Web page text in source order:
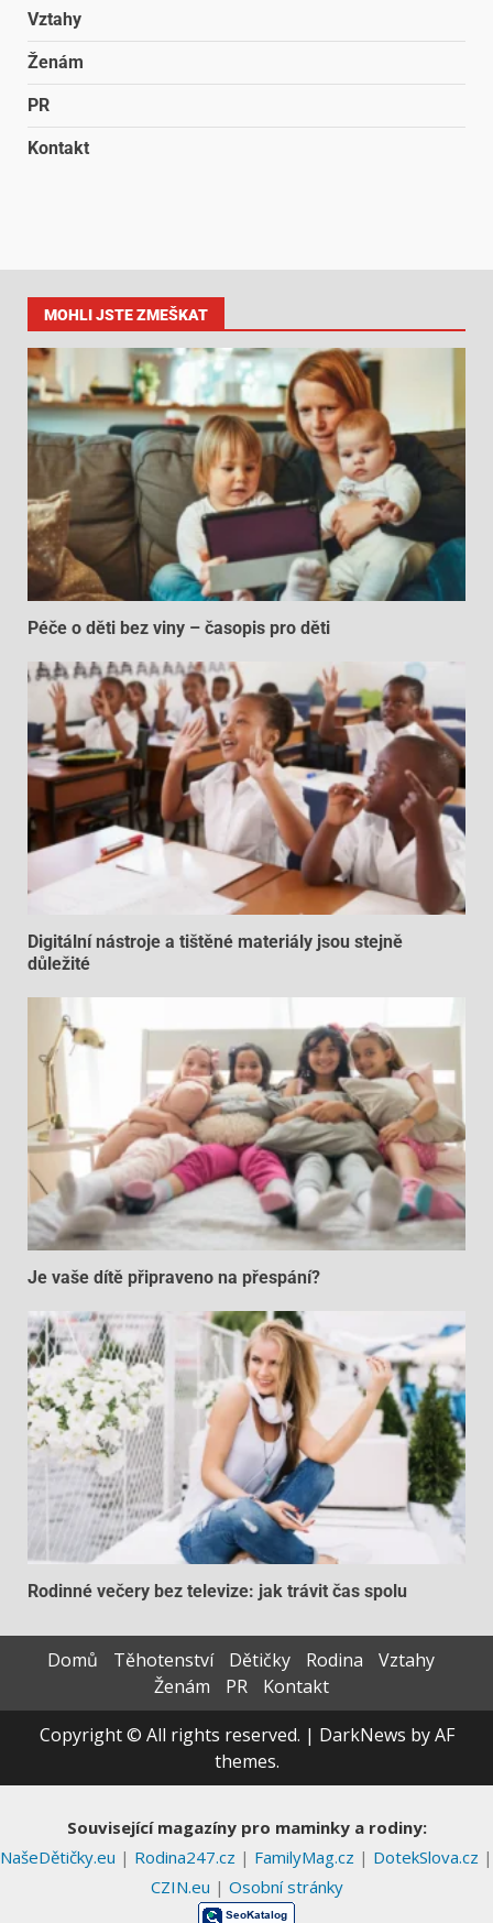
Vztahy
Ženám
PR
Kontakt
MOHLI JSTE ZMEŠKAT
Péče o děti bez viny – časopis pro děti
Digitální nástroje a tištěné materiály jsou stejně
důležité
Je vaše dítě připraveno na přespání?
Rodinné večery bez televize: jak trávit čas spolu
Domů Těhotenství Dětičky Rodina
Vztahy
Ženám
PR
Kontakt
Copyright © All rights reserved. | DarkNews by AF
themes.
Související magazíny pro maminky a rodiny:
NašeDětičky.eu | Rodina247.cz | FamilyMag.cz | DotekSlova.cz |
CZIN.eu | Osobní stránky